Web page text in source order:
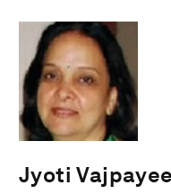
Jyoti Vajpayee